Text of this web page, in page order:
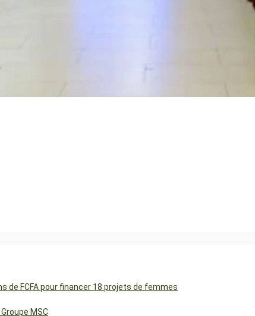
de FCFA pour financer 18 projets de femmes
MSC